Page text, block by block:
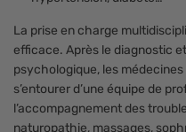
La prise en charge
efficace. Après le diagnostic
psychologique, les
s’entourer d’une équipe de
l’accompagnement des
naturopathie, massages,